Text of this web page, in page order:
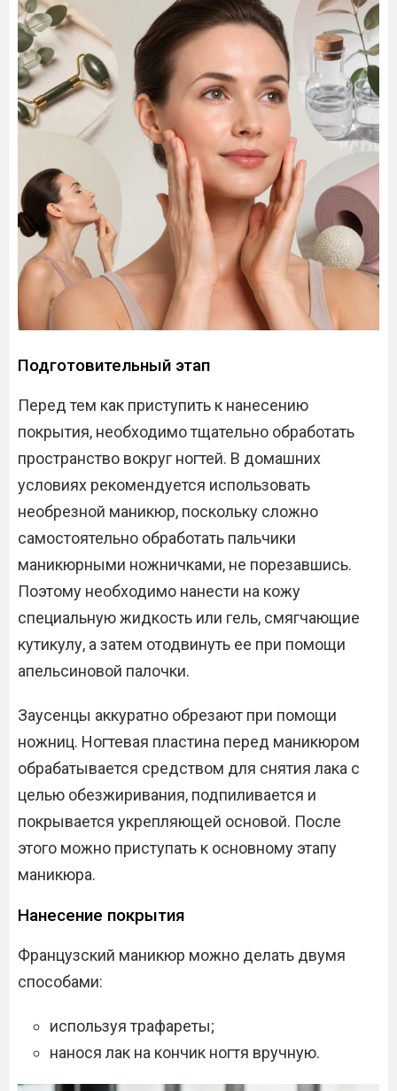
Подготовительный этап
Перед тем как приступить к нанесению
покрытия, необходимо тщательно обработать
пространство вокруг ногтей. В домашних
условиях рекомендуется использовать
необрезной маникюр, поскольку сложно
самостоятельно обработать пальчики
маникюрными ножничками, не порезавшись.
Поэтому необходимо нанести на кожу
специальную жидкость или гель, смягчающие
кутикулу, а затем отодвинуть ее при помощи
апельсиновой палочки.
Заусенцы аккуратно обрезают при помощи
ножниц. Ногтевая пластина перед маникюром
обрабатывается средством для снятия лака с
целью обезжиривания, подпиливается и
покрывается укрепляющей основой. После
этого можно приступать к основному этапу
маникюра.
Нанесение покрытия
Французский маникюр можно делать двумя
способами:
используя трафареты;
нанося лак на кончик ногтя вручную.